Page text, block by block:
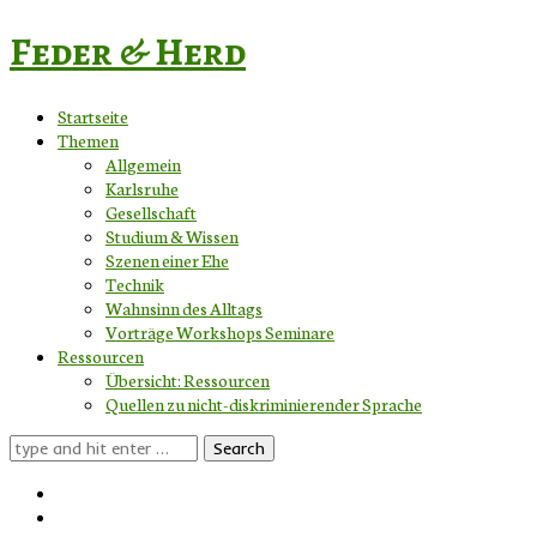
Feder & Herd
Startseite
Themen
Allgemein
Karlsruhe
Gesellschaft
Studium & Wissen
Szenen einer Ehe
Technik
Wahnsinn des Alltags
Vorträge Workshops Seminare
Ressourcen
Übersicht: Ressourcen
Quellen zu nicht-diskriminierender Sprache
Search
for: